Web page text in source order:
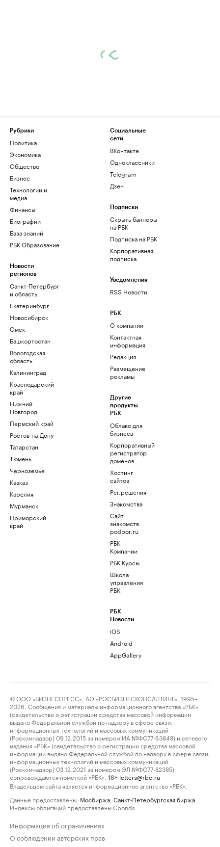
Рубрики
Политика
Экономика
Общество
Бизнес
Технологии и
медиа
Финансы
Биографии
База знаний
РБК Образование
Новости
регионов
Санкт-Петербург
и область
Екатеринбург
Новосибирск
Омск
Башкортостан
Вологодская
область
Калининград
Краснодарский
край
Нижний
Новгород
Пермский край
Ростов-на-Дону
Татарстан
Тюмень
Черноземье
Кавказ
Карелия
Мурманск
Приморский
край
Социальные
сети
ВКонтакте
Одноклассники
Telegram
Дзен
Подписки
Скрыть баннеры
на РБК
Подписка на РБК
Корпоративная
подписка
Уведомления
RSS Новости
РБК
О компании
Контактная
информация
Редакция
Размещение
рекламы
Другие
продукты
РБК
Облако для
бизнеса
Корпоративный
регистратор
доменов
Хостинг
сайтов
Рег.решения
Знакомства
Сайт
знакомств
podbor.ru
РБК
Компании
РБК Курсы
Школа
управления
РБК
РБК
Новости
iOS
Android
AppGallery
© ООО «БИЗНЕСПРЕСС», АО «РОСБИЗНЕСКОНСАЛТИНГ», 1995–
2026. Сообщения и материалы информационного агентства «РБК»
(свидетельство о регистрации средства массовой информации
выдано Федеральной службой по надзору в сфере связи,
информационных технологий и массовых коммуникаций
(Роскомнадзор) 09.12.2015 за номером ИА №ФС77-63848) и сетевого
издания «РБК» (свидетельство о регистрации средства массовой
информации выдано Федеральной службой по надзору в сфере связи,
информационных технологий и массовых коммуникаций
(Роскомнадзор) 03.12.2021 за номером ЭЛ №ФС77-82385)
сопровождаются пометкой «РБК».
18+ letters@rbc.ru
Владельцем сайта является информационное агентство «РБК».
Данные предоставлены: Мосбиржа Санкт-Петербургская биржа
Индексы облигаций предоставлены Cbonds.
Информация об ограничениях
О соблюдении авторских прав